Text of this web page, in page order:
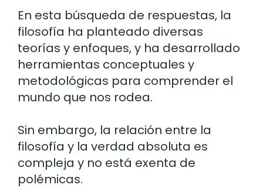
En esta búsqueda de respuestas, la
filosofía ha planteado diversas
teorías y enfoques, y ha desarrollado
herramientas conceptuales y
metodológicas para comprender el
mundo que nos rodea.
Sin embargo, la relación entre la
filosofía y la verdad absoluta es
compleja y no está exenta de
polémicas.